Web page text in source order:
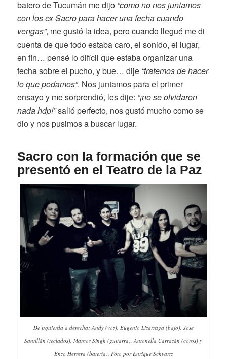
batero de Tucumán me dijo “como no nos juntamos
con los ex Sacro para hacer una fecha cuando
vengas”, me gustó la idea, pero cuando llegué me di
cuenta de que todo estaba caro, el sonido, el lugar,
en fin… pensé lo difícil que estaba organizar una
fecha sobre el pucho, y bue… dije “tratemos de hacer
lo que podamos”. Nos juntamos para el primer
ensayo y me sorprendió, les dije: “¡no se olvidaron
nada hdp!”salió perfecto, nos gustó mucho como se
dio y nos pusimos a buscar lugar.
Sacro con la formación que se
presentó en el Teatro de la Paz
De izquierda a derecha: Andy (voz), Eugenio Lizarraga (bajo), Jose
Santillán (teclados), Marcos Singh (guitarra), Antonella Carrazán (coros) y
Enzo Herrera (batería). Foto por Enrique Schvartz